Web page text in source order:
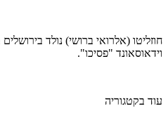
וידאוסאונד "פסיכו".
עוד בקטגוריה